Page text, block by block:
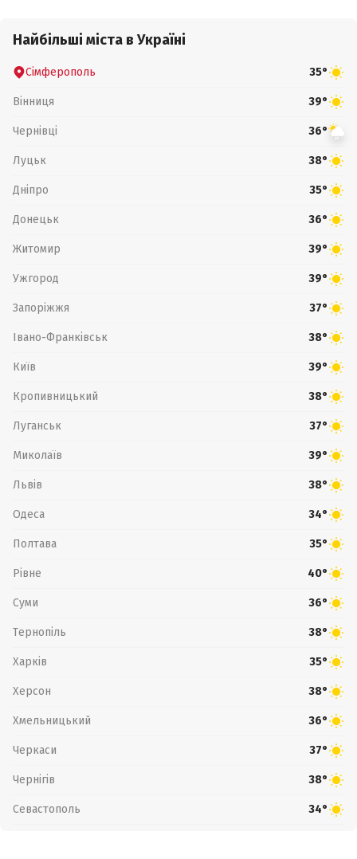
Найбільші міста в Україні
Сімферополь 35°
Вінниця 39°
Чернівці 36°
Луцьк 38°
Дніпро 35°
Донецьк 36°
Житомир 39°
Ужгород 39°
Запоріжжя 37°
Івано-Франківськ 38°
Київ 39°
Кропивницький 38°
Луганськ 37°
Миколаїв 39°
Львів 38°
Одеса 34°
Полтава 35°
Рівне 40°
Суми 36°
Тернопіль 38°
Харків 35°
Херсон 38°
Хмельницький 36°
Черкаси 37°
Чернігів 38°
Севастополь 34°